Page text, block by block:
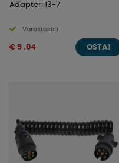
Adapteri 13-7
Varastossa
€ 9 .04 OSTA!